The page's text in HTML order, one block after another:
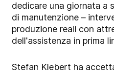
dedicare una giornata a
di manutenzione –
produzione reali con
dell'assistenza in prima
Stefan Klebert ha